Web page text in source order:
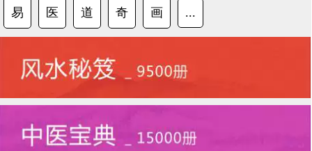
易 医 道 奇 画 ...